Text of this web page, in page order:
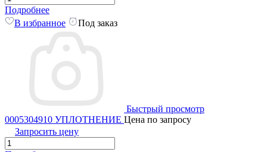
Подробнее
В избранное
Под заказ
Быстрый просмотр
0005304910 УПЛОТНЕНИЕ Цена по запросу
Запросить цену